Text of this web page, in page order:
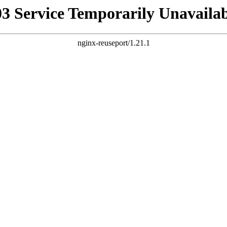
Service Temporarily
nginx-reuseport/1.21.1